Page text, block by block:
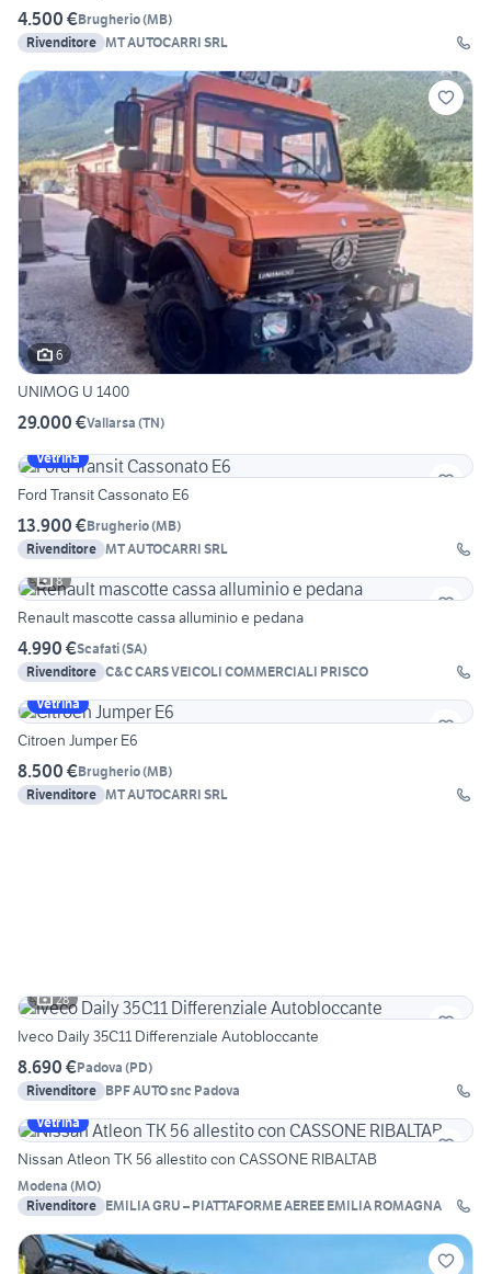
4.500 €Brugherio(MB)
Rivenditore MT AUTOCARRI SRL
6
UNIMOG U 1400
29.000 €Vallarsa (TN)
Vetrina
Ford Transit Cassonato E6
13.900 €Brugherio(MB)
Rivenditore MT AUTOCARRI SRL
8
Renault mascotte cassa alluminio e pedana
4.990 €Scafati(SA)
Rivenditore C&C CARS VEICOLI COMMERCIALI PRISCO
Vetrina
Citroen Jumper E6
8.500 €Brugherio(MB)
Rivenditore MT AUTOCARRI SRL
28
Iveco Daily 35C11 Differenziale Autobloccante
8.690 €Padova (PD)
Rivenditore
BPF AUTO snc Padova
Vetrina
Nissan Atleon TK 56 allestito con CASSONE RIBALTAB
Modena (MO)
Rivenditore EMILIA GRU – PIATTAFORME AEREE EMILIA ROMAGNA